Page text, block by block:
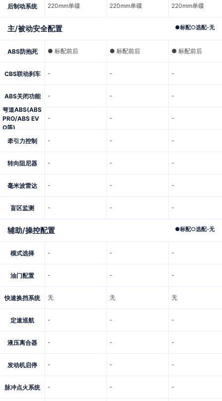
后制动系统 220mm单碟 220mm单碟 220mm单碟
主/被动安全配置 ●标配○选配-无
ABS防抱死 ● 标配前后 ● 标配前后 ● 标配前后
CBS联动刹车 - - -
ABS关闭功能 - -
-
弯道ABS(ABS
PRO/ABS EV
O等)
- - -
牵引力控制 - - -
转向阻尼器 - - -
毫米波雷达 - - -
盲区监测 - - -
辅助/操控配置 ●标配○选配-无
模式选择 - - -
油门配置 - - -
快速换挡系统 无 无 无
定速巡航 - - -
液压离合器 - - -
发动机启停 - - -
脉冲点火系统 - - -